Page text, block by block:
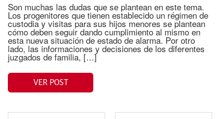
Son muchas las dudas que se plantean en este tema.
Los progenitores que tienen establecido un régimen de
custodia y visitas para sus hijos menores se plantean
cómo deben seguir dando cumplimiento al mismo en
esta nueva situación de estado de alarma. Por otro
lado, las informaciones y decisiones de los diferentes
juzgados de familia, […]
VER POST